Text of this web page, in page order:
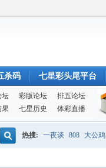
杀码 七星彩头尾平台
坛 彩版论坛
排五论坛
果
七星历史 体彩直播
热搜: 一夜谈 808 大公鸡